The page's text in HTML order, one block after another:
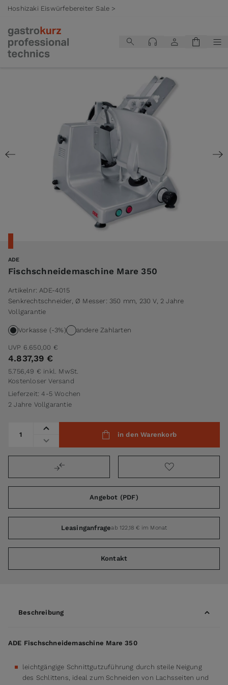
Hoshizaki Eiswürfebereiter Sale >
ADE
Fischschneidemaschine Mare 350
Artikelnr: ADE-4015
Senkrechtschneider, Ø Messer: 350 mm, 230 V, 2 Jahre
Vollgarantie
Vorkasse (-3%) andere Zahlarten
UVP 6.650,00 €
4.837,39 €
5.756,49 € inkl. MwSt.
Kostenloser Versand
Lieferzeit: 4-5 Wochen
2 Jahre Vollgarantie
in den Warenkorb
Angebot (PDF)
Leasinganfrageab 122,18 € im Monat
Kontakt
Beschreibung
ADE Fischschneidemaschine Mare 350
leichtgängige Schnittgutzuführung durch steile Neigung
des Schlittens, ideal zum Schneiden von Lachsseiten und